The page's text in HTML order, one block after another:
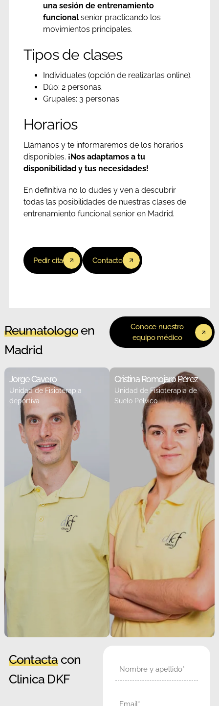
una sesión de entrenamiento
funcional senior practicando los
movimientos principales.
Tipos de clases
Individuales (opción de realizarlas online).
Dúo: 2 personas.
Grupales: 3 personas.
Horarios
Llámanos y te informaremos de los horarios
disponibles. ¡Nos adaptamos a tu
disponibilidad y tus necesidades!
En definitiva no lo dudes y ven a descubrir
todas las posibilidades de nuestras clases de
entrenamiento funcional senior en Madrid.
Pedir cita Contacto
Reumatologoen
Madrid
Conoce nuestro
equipo médico
Jorge Cavero
Unidad de Fisioterapia
deportiva
Cristina Romojaro Pérez
Unidad de Fisioterapia de
Suelo Pélvico
Contacta con
Clinica DKF